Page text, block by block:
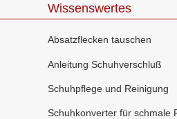
Wissenswertes
Absatzflecken tauschen
Anleitung Schuhverschluß
Schuhpflege und Reinigung
Schuhkonverter für schmale